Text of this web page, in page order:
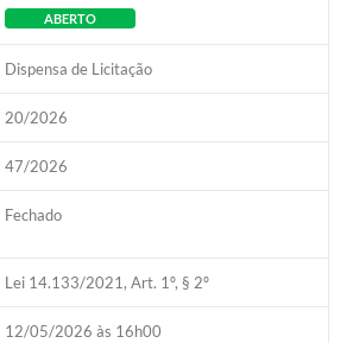
ABERTO
Dispensa de Licitação
20/2026
47/2026
Fechado
Lei 14.133/2021, Art. 1º, § 2º
12/05/2026 às 16h00